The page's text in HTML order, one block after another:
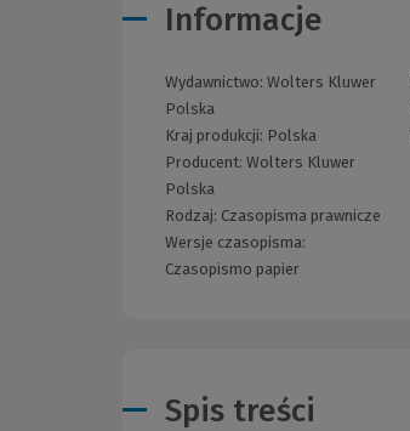
Informacje
Wydawnictwo: Wolters Kluwer
Polska
Kraj produkcji: Polska
Producent: Wolters Kluwer
Polska
Rodzaj: Czasopisma prawnicze
Wersje czasopisma:
Czasopismo papier
Spis treści